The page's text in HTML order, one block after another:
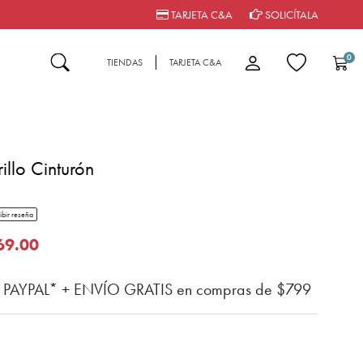
TARJETA C&A SOLICÍTALA
TIENDAS TARJETA C&A 0
Cinturón
cliente
rating
reseña
de
+ ENVÍO GRATIS en compras de $799